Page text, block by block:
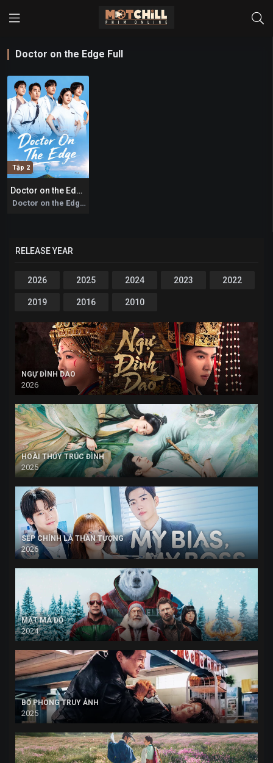
Doctor on the Edge Full
Tập 2
0
Doctor on the Edge
Doctor on the Edge 2026
RELEASE YEAR
2026 2025 2024 2023 2022
2019 2016 2010
NGỰ ĐÌNH DAO
2026
HOÀI THỦY TRÚC ĐÌNH
2025
SẾP CHÍNH LÀ THẦN TƯỢNG
2026
MẬT MÃ ĐỎ
2024
BỔ PHONG TRUY ẢNH
2025